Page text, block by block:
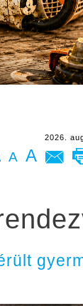
2026.
A A